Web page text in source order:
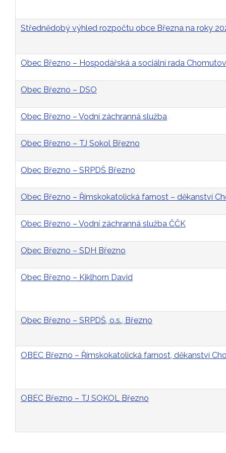
Střednědobý výhled rozpočtu obce Března na roky
Obec Březno – Hospodářská a sociální rada
Obec Březno – DSO
Obec Březno – Vodní záchranná služba
Obec Březno – TJ Sokol Březno
Obec Březno – SRPDŠ Březno
Obec Březno – Římskokatolická farnost – děkanství
Obec Březno – Vodní záchranná služba ČČK
Obec Březno – SDH Březno
Obec Březno – Kiklhorn David
Obec Březno – SRPDŠ, o.s., Březno
OBEC Březno – Římskokatolická farnost, děkanství
OBEC Březno – TJ SOKOL Březno